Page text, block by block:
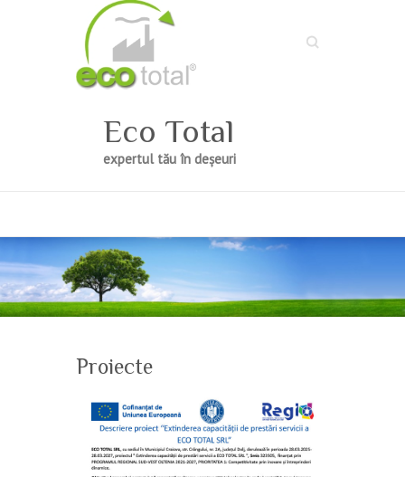
Search
Eco Total
expertul tău în deșeuri
Proiecte